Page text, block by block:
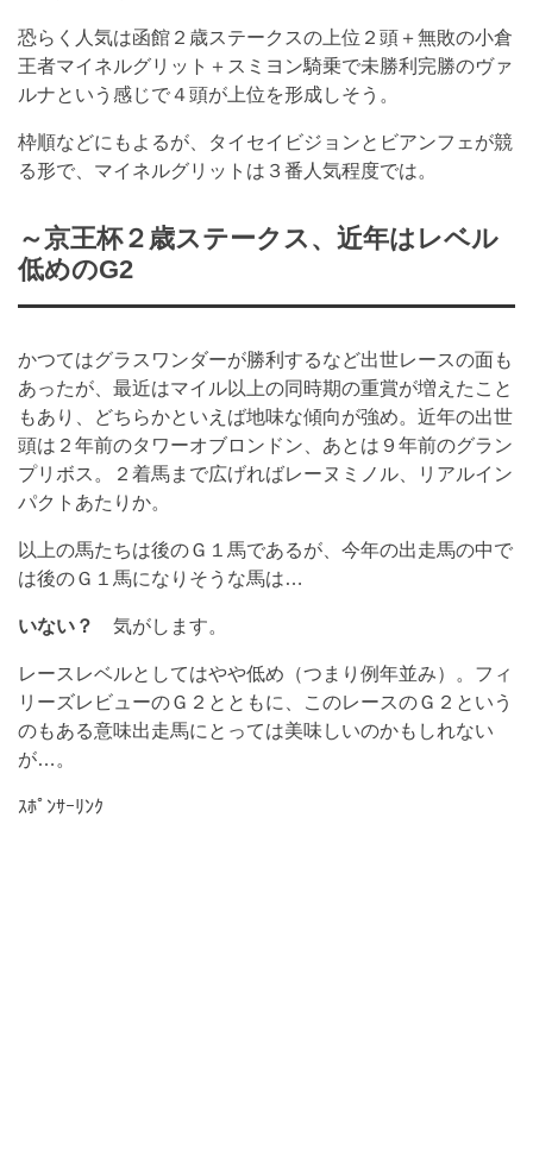
恐らく人気は函館２歳ステークスの上位２頭＋無敗の小倉
王者マイネルグリット＋スミヨン騎乗で未勝利完勝のヴァ
ルナという感じで４頭が上位を形成しそう。
枠順などにもよるが、タイセイビジョンとビアンフェが競
る形で、マイネルグリットは３番人気程度では。
～京王杯２歳ステークス、近年はレベル
低めのG2
かつてはグラスワンダーが勝利するなど出世レースの面も
あったが、最近はマイル以上の同時期の重賞が増えたこと
もあり、どちらかといえば地味な傾向が強め。近年の出世
頭は２年前のタワーオブロンドン、あとは９年前のグラン
プリボス。２着馬まで広げればレーヌミノル、リアルイン
パクトあたりか。
以上の馬たちは後のＧ１馬であるが、今年の出走馬の中で
は後のＧ１馬になりそうな馬は…
いない？ 気がします。
レースレベルとしてはやや低め（つまり例年並み）。フィ
リーズレビューのＧ２とともに、このレースのＧ２という
のもある意味出走馬にとっては美味しいのかもしれない
が…。
ｽﾎﾟﾝｻｰﾘﾝｸ